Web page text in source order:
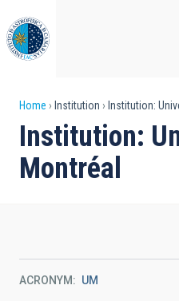
to
main
content
Breadcrumb
Home Institution Institution:
Institution:
Montréal
ACRONYM UM